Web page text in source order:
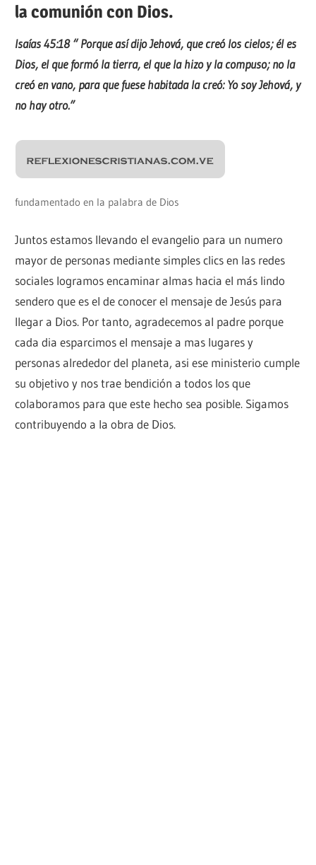
la comunión con Dios.
Isaías 45:18 “Porque así dijo Jehová, que creó los cielos; él es
Dios, el que formó la tierra, el que la hizo y la compuso; no la
creó en vano, para que fuese habitada la creó: Yo soy Jehová, y
no hay otro.”
fundamentado en la palabra de Dios
Juntos estamos llevando el evangelio para un numero
mayor de personas mediante simples clics en las redes
sociales logramos encaminar almas hacia el más lindo
sendero que es el de conocer el mensaje de Jesús para
llegar a Dios. Por tanto, agradecemos al padre porque
cada dia esparcimos el mensaje a mas lugares y
personas alrededor del planeta, asi ese ministerio cumple
su objetivo y nos trae bendición a todos los que
colaboramos para que este hecho sea posible. Sigamos
contribuyendo a la obra de Dios.